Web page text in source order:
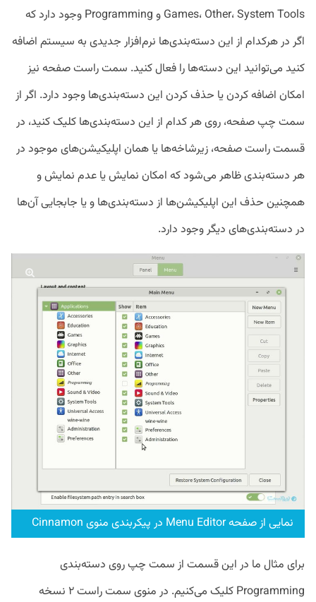
Games، Other، System Tools و Programming وجود دارد که
اگر در هرکدام از این دسته‌بندی‌ها نرم‌افزار جدیدی به سیستم اضافه
کنید می‌توانید این دسته‌ها را فعال کنید. سمت راست صفحه نیز
امکان اضافه کردن یا حذف کردن این دسته‌بندی‌ها وجود دارد. اگر از
سمت چپ صفحه، روی هر کدام از این دسته‌بندی‌ها کلیک کنید، در
قسمت راست صفحه، زیرشاخه‌ها یا همان اپلیکیشن‌های موجود در
هر دسته‌بندی ظاهر می‌شود که امکان نمایش یا عدم نمایش و
همچنین حذف این اپلیکیشن‌ها از دسته‌بندی‌ها و یا جابجایی آن‌ها
در دسته‌بندی‌های دیگر وجود دارد.
نمایی از صفحه Menu Editor در پیکربندی منوی Cinnamon
برای مثال ما در این قسمت از سمت چپ روی دسته‌بندی
Programming کلیک می‌کنیم. در منوی سمت راست ۲ نسخه